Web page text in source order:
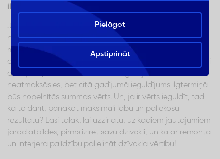
ilgtermiņā
Ja Tev radusies iespēja izīrēt sev piederošu dzīvokli,
nākamais jautājums, kurš sev jāuzdod ir par to, kā
maksimāli paaugstināt tā vērtību, lai rezultātā nopelnītu
augstāko iespējamo summu. Apsvērumi ir dažādi – rūpīgi
aprēķinot, var izrādīties, ka liels ieguldījums nebūt
neatmaksāsies, bet citā gadījumā ieguldījums ilgtermiņā
būs nopelnītās summas vērts. Un, ja ir vērts ieguldīt, tad
kā to darīt, panākot maksimāli labu un paliekošu
rezultātu? Lasi tālāk, lai uzzinātu, uz kādiem jautājumiem
jārod atbildes, pirms izīrēt savu dzīvokli, un kā ar remonta
un interjera palīdzību palielināt dzīvokļa vērtību!
Pielāgot
Apstiprināt